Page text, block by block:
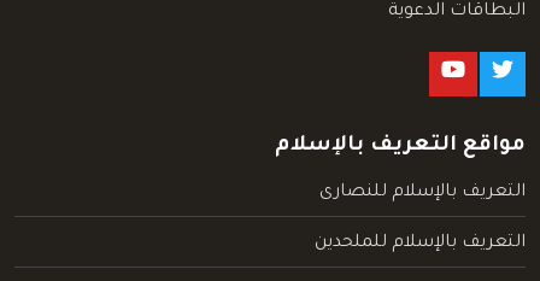
البطاقات الدعوية
مواقع التعريف بالإسلام
التعريف بالإسلام للنصارى
التعريف بالإسلام للملحدين